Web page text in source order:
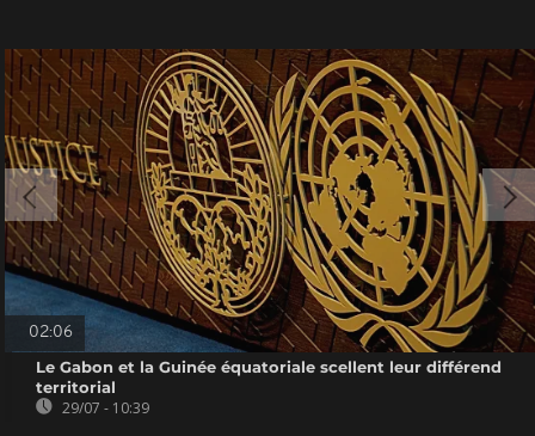
02:06
Le Gabon et la Guinée équatoriale scellent leur différend
territorial
29/07 - 10:39